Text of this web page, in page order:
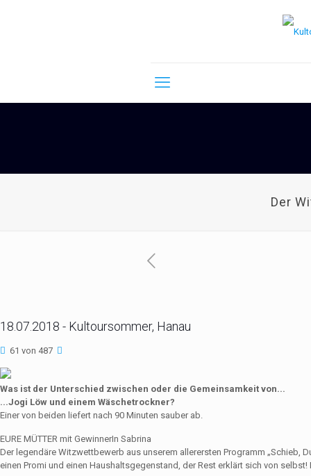
Der
18.07.2018 - Kultoursommer, Hanau
61 von 487
Was ist der Unterschied zwischen oder die Gemeinsamkeit von...
...Jogi Löw und einem Wäschetrockner?
Einer von beiden liefert nach 90 Minuten sauber ab.
EURE MÜTTER mit GewinnerIn Sabrina
Der legendäre Witzwettbewerb aus unserem allerersten Programm „Schieb,
einen Promi und einen Haushaltsgegenstand, der Rest erklärt sich von